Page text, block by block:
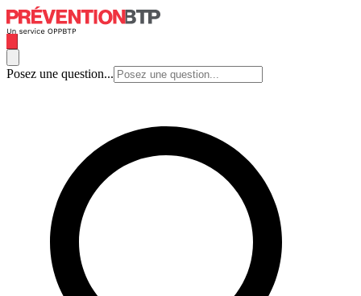
Posez une question...